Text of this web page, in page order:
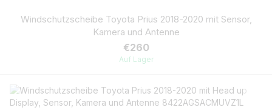
Windschutzscheibe Toyota Prius 2018-2020 mit Sensor,
Kamera und Antenne
€260
Auf Lager